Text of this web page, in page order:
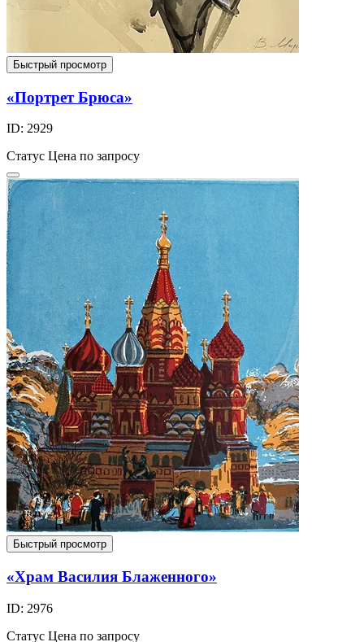
Быстрый просмотр
«Портрет Брюса»
ID: 2929
Статус Цена по запросу
Быстрый просмотр
«Храм Василия Блаженного»
ID: 2976
Статус Цена по запросу